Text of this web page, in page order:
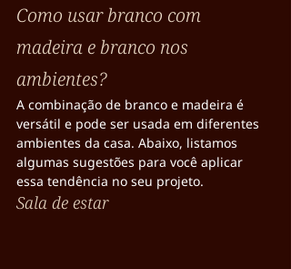
Como usar branco com
madeira e branco nos
ambientes?
A combinação de branco e madeira é
versátil e pode ser usada em diferentes
ambientes da casa. Abaixo, listamos
algumas sugestões para você aplicar
essa tendência no seu projeto.
Sala de estar